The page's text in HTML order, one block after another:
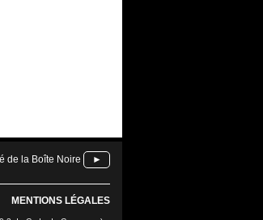
de la Boîte Noire ►
MENTIONS LÉGALES